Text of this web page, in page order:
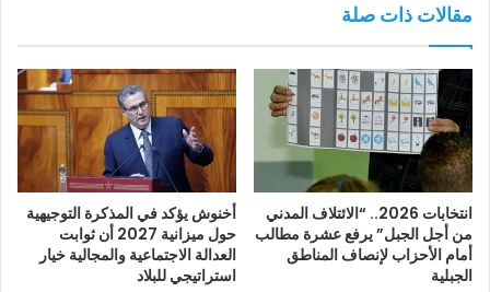
مقالات ذات صلة
انتخابات 2026.. “الائتلاف المدني
من أجل الجبل” يرفع عشرة مطالب
أمام الأحزاب لإنصاف المناطق
الجبلية
أخنوش يؤكد في المذكرة التوجيهية
حول ميزانية 2027 أن ثوابت
العدالة الاجتماعية والمجالية خيار
استراتيجي للبلاد